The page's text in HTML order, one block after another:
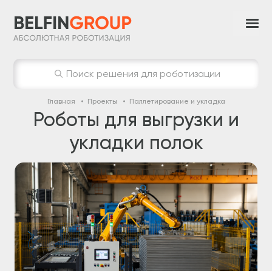
Поиск решения для роботизации
Главная Проекты Паллетирование и укладка
Роботы для выгрузки и
укладки полок